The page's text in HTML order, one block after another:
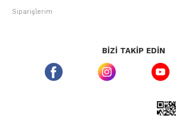
Siparişlerim
BIZI TAKIP EDIN